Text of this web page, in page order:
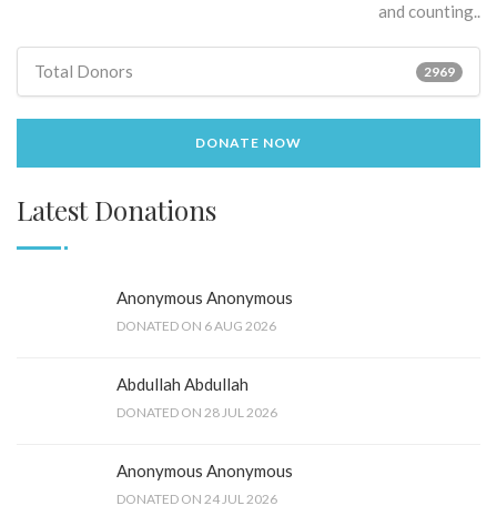
and counting..
Total Donors 2969
DONATE NOW
Latest Donations
Anonymous Anonymous
DONATED ON 6 AUG 2026
Abdullah Abdullah
DONATED ON 28 JUL 2026
Anonymous Anonymous
DONATED ON 24 JUL 2026